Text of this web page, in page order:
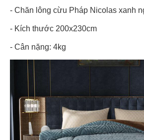
- Chăn lông cừu Pháp Nicolas xanh
- Kích thước 200x230cm
- Cân nặng: 4kg